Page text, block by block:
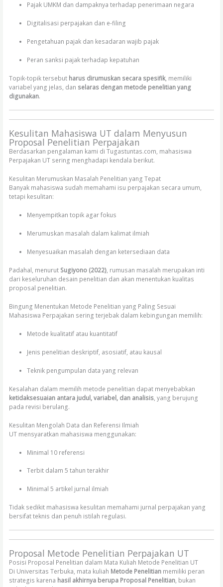
Pajak UMKM dan dampaknya terhadap penerimaan negara
Digitalisasi perpajakan dan e-filing
Pengetahuan pajak dan kesadaran wajib pajak
Peran sanksi pajak terhadap kepatuhan
Topik-topik tersebut harus dirumuskan secara spesifik, memiliki
variabel yang jelas, dan selaras dengan metode penelitian yang
digunakan.
Kesulitan Mahasiswa UT dalam Menyusun
Proposal Penelitian Perpajakan
Berdasarkan pengalaman kami di Tugastuntas.com, mahasiswa
Perpajakan UT sering menghadapi kendala berikut.
Kesulitan Merumuskan Masalah Penelitian yang Tepat
Banyak mahasiswa sudah memahami isu perpajakan secara umum,
tetapi kesulitan:
Menyempitkan topik agar fokus
Merumuskan masalah dalam kalimat ilmiah
Menyesuaikan masalah dengan ketersediaan data
Padahal, menurut Sugiyono (2022) , rumusan masalah merupakan inti
dari keseluruhan desain penelitian dan akan menentukan kualitas
proposal penelitian.
Bingung Menentukan Metode Penelitian yang Paling Sesuai
Mahasiswa Perpajakan sering terjebak dalam kebingungan memilih:
Metode kualitatif atau kuantitatif
Jenis penelitian deskriptif, asosiatif, atau kausal
Teknik pengumpulan data yang relevan
Kesalahan dalam memilih metode penelitian dapat menyebabkan
ketidaksesuaian antara judul, variabel, dan analisis , yang berujung
pada revisi berulang.
Kesulitan Mengolah Data dan Referensi Ilmiah
UT mensyaratkan mahasiswa menggunakan:
Minimal 10 referensi
Terbit dalam 5 tahun terakhir
Minimal 5 artikel jurnal ilmiah
Tidak sedikit mahasiswa kesulitan memahami jurnal perpajakan yang
bersifat teknis dan penuh istilah regulasi.
Proposal Metode Penelitian Perpajakan UT
Posisi Proposal Penelitian dalam Mata Kuliah Metode Penelitian UT
Di Universitas Terbuka, mata kuliah Metode Penelitian memiliki peran
strategis karena hasil akhirnya berupa Proposal Penelitian , bukan